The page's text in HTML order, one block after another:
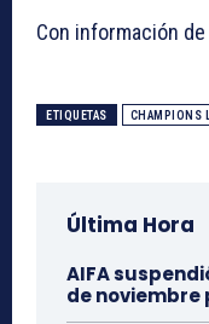
Con información de
ETIQUETAS CHAMPIONS
Última Hora
AIFA
de noviembre